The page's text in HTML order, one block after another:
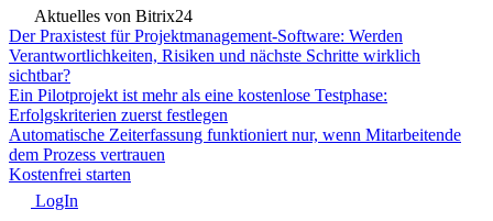
Aktuelles von Bitrix24
Der Praxistest für Projektmanagement-Software: Werden
Verantwortlichkeiten, Risiken und nächste Schritte wirklich
sichtbar?
Ein Pilotprojekt ist mehr als eine kostenlose Testphase:
Erfolgskriterien zuerst festlegen
Automatische Zeiterfassung funktioniert nur, wenn Mitarbeitende
dem Prozess vertrauen
Kostenfrei starten
LogIn